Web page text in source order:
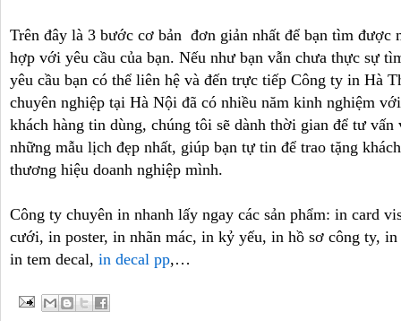
Trên đây là 3 bước cơ bản đơn giản nhất để bạn tìm được
hợp với yêu cầu của bạn. Nếu như bạn vẫn chưa thực sự
yêu cầu bạn có thể liên hệ và đến trực tiếp Công ty in Hà
chuyên nghiệp tại Hà Nội đã có nhiều năm kinh nghiệm
khách hàng tin dùng, chúng tôi sẽ dành thời gian để tư
những mẫu lịch đẹp nhất, giúp bạn tự tin để trao tặng
thương hiệu doanh nghiệp mình.
Công ty chuyên in nhanh lấy ngay các sản phẩm: in card
cưới, in poster, in nhãn mác, in kỷ yếu, in hồ sơ công ty,
in tem decal, in decal pp,…